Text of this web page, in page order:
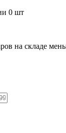
0 шт
на складе